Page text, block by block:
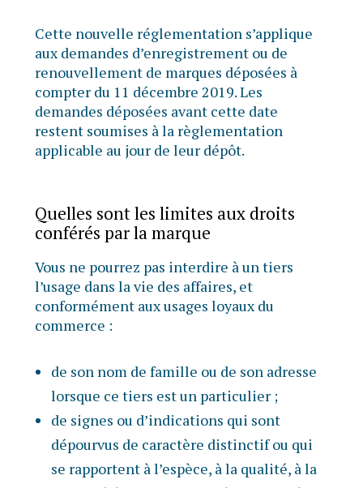
Cette nouvelle réglementation s’applique
aux demandes d’enregistrement ou de
renouvellement de marques déposées à
compter du 11 décembre 2019. Les
demandes déposées avant cette date
restent soumises à la règlementation
applicable au jour de leur dépôt.
Quelles sont les limites aux droits
conférés par la marque
Vous ne pourrez pas interdire à un tiers
l’usage dans la vie des affaires, et
conformément aux usages loyaux du
commerce :
de son nom de famille ou de son adresse
lorsque ce tiers est un particulier ;
de signes ou d’indications qui sont
dépourvus de caractère distinctif ou qui
se rapportent à l’espèce, à la qualité, à la